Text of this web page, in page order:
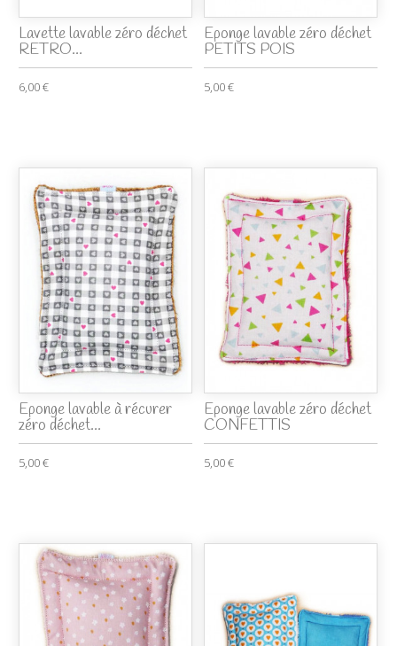
Lavette lavable zéro déchet
RETRO...
6,00 €
Eponge lavable zéro déchet
PETITS POIS
5,00 €
Eponge lavable à récurer
zéro déchet...
5,00 €
Eponge lavable zéro déchet
CONFETTIS
5,00 €